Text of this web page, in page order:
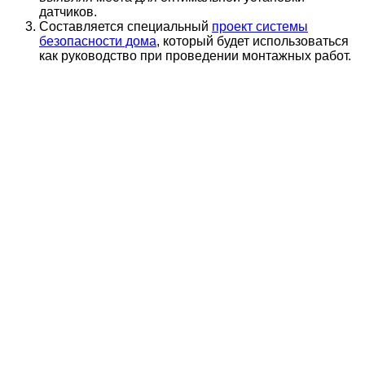
датчиков.
Составляется специальный проект системы
безопасности дома, который будет использоваться
как руководство при проведении монтажных работ.